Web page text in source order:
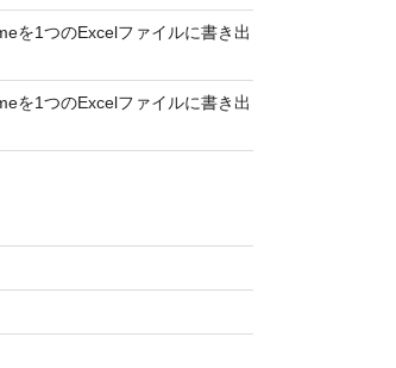
を1つのExcelファイルに書き出
を1つのExcelファイルに書き出